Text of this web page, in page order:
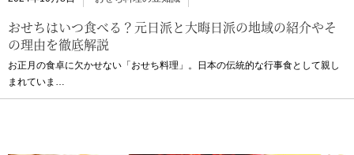
おせちはいつ食べる？元日派と大晦日派の地域の紹介やそ
の理由を徹底解説
お正月の食卓に欠かせない「おせち料理」。日本の伝統的な行事食として親し
まれていま…